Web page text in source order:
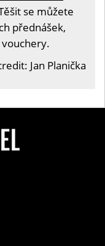
se můžete
přednášek,
Jan Planička